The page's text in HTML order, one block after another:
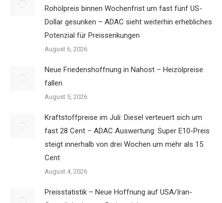
Rohölpreis binnen Wochenfrist um fast fünf US-
Dollar gesunken – ADAC sieht weiterhin erhebliches
Potenzial für Preissenkungen
August 6, 2026
Neue Friedenshoffnung in Nahost – Heizölpreise
fallen
August 5, 2026
Kraftstoffpreise im Juli: Diesel verteuert sich um
fast 28 Cent – ADAC Auswertung: Super E10-Preis
steigt innerhalb von drei Wochen um mehr als 15
Cent
August 4, 2026
Preisstatistik – Neue Hoffnung auf USA/Iran-